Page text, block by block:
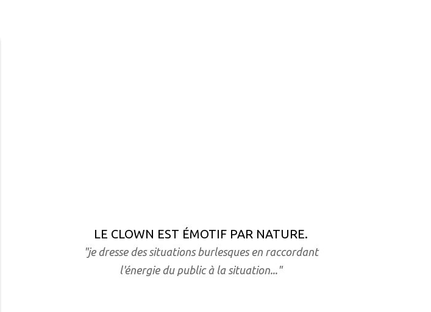
LE CLOWN EST ÉMOTIF PAR NATURE.
"je dresse des situations burlesques en raccordant
l'énergie du public à la situation..."